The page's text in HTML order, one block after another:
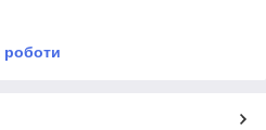
роботи